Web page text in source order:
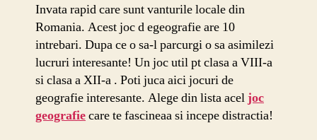
Invata rapid care sunt vanturile locale din
Romania. Acest joc d egeografie are 10
intrebari. Dupa ce o sa-l parcurgi o sa asimilezi
lucruri interesante! Un joc util pt clasa a VIII-a
si clasa a XII-a . Poti juca aici jocuri de
geografie interesante. Alege din lista aceljoc
geografiecare te fascineaa si incepe distractia!